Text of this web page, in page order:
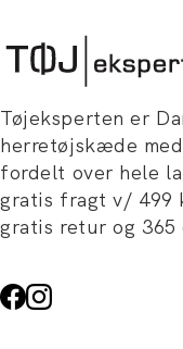
Tøjeksperten er
herretøjskæde
fordelt over hele
gratis fragt v/ 499
gratis retur og 365